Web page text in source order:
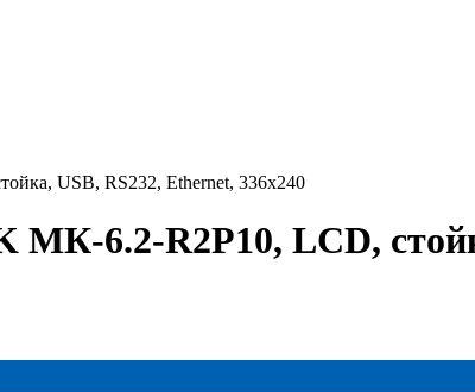
USB, RS232, Ethernet, 336х240
МК-6.2-R2P10, LCD,